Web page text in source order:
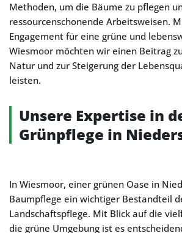
Methoden, um die Bäume zu pflegen
ressourcenschonende Arbeitsweisen.
Engagement für eine grüne und
Wiesmoor möchten wir einen Beitrag
Natur und zur Steigerung der
leisten.
Unsere Expertise in
Grünpflege in
In Wiesmoor, einer grünen Oase in
Baumpflege ein wichtiger Bestandteil
Landschaftspflege. Mit Blick auf die
die grüne Umgebung ist es